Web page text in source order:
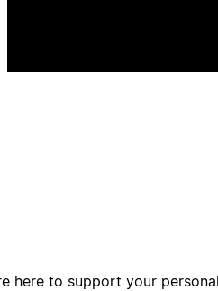
We're here to support your